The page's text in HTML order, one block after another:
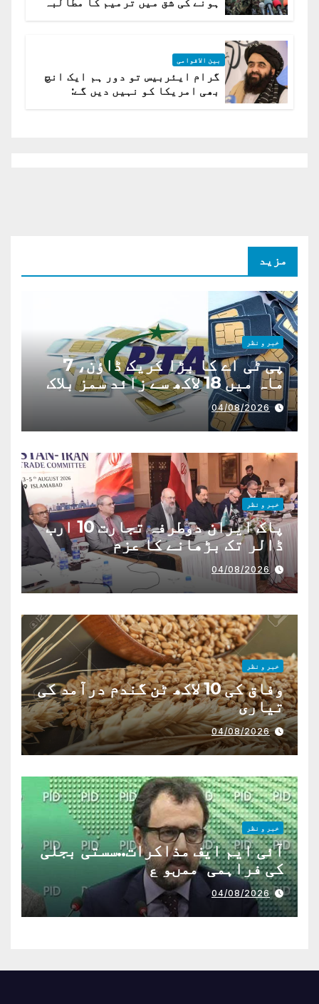
بین الاقوامی
گرام ایئربیس تو دور ہم ایک انچ
بھی امریکا کو نہیں دیں گے:
مزید
خبر و نظر
پی ٹی اے کا بڑا کریک ڈاؤن، 7
ماہ میں 18 لاکھ سے زائد سمز بلاک
04/08/2026
خبر و نظر
پاک ایران دوطرفہ تجارت 10 ارب
ڈالر تک بڑھانے کا عزم
04/08/2026
خبر و نظر
وفاق کی 10 لاکھ ٹن گندم درآمد کی
تیاری
04/08/2026
خبر و نظر
آئی ایم ایف مذاکرات..سستی بجلی
کی فراہمی ممںو ع
04/08/2026